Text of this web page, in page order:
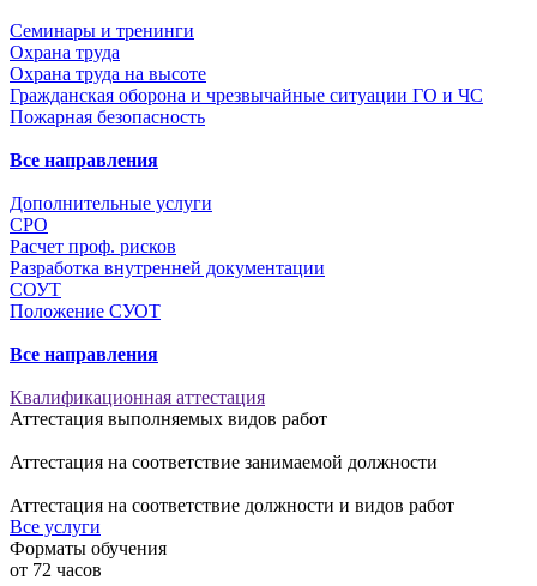
Семинары и тренинги
Охрана труда
Охрана труда на высоте
Гражданская оборона и чрезвычайные ситуации ГО и ЧС
Пожарная безопасность
Все направления
Дополнительные услуги
СРО
Расчет проф. рисков
Разработка внутренней документации
СОУТ
Положение СУОТ
Все направления
Квалификационная аттестация
Аттестация выполняемых видов работ
Аттестация на соответствие занимаемой должности
Аттестация на соответствие должности и видов работ
Все услуги
Форматы обучения
от 72 часов